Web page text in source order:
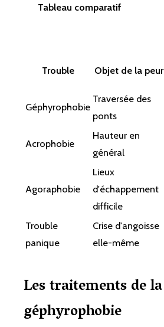
Tableau comparatif
Trouble Objet de la peur
Géphyrophobie
Traversée des
ponts
Acrophobie
Hauteur en
général
Agoraphobie
Lieux
d'échappement
difficile
Trouble
panique
Crise d'angoisse
elle-même
Les traitements de la
géphyrophobie